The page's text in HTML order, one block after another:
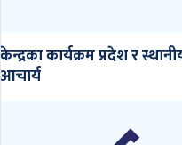
केन्द्रका कार्यक्रम प्रदेश र
आचार्य